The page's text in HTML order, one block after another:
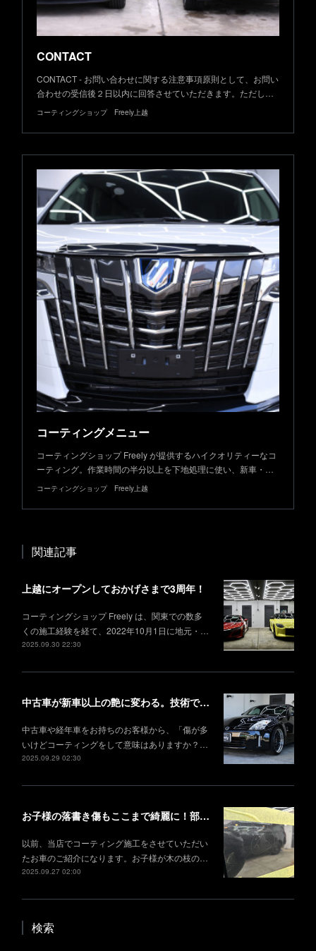
CONTACT
CONTACT - お問い合わせに関する注意事項原則として、お問い
合わせの受信後２日以内に回答させていただきます。ただし…
コーティングショップ Freely上越
コーティングメニュー
コーティングショップ Freely が提供するハイクオリティーなコ
ーティング。作業時間の半分以上を下地処理に使い、新車・…
コーティングショップ Freely上越
関連記事
上越にオープンしておかげさまで3周年！
コーティングショップ Freely は、関東での数多
くの施工経験を経て、2022年10月1日に地元・…
2025.09.30 22:30
中古車が新車以上の艶に変わる。技術で叶える理想の仕上がり
中古車や経年車をお持ちのお客様から、「傷が多
いけどコーティングをして意味はありますか？…
2025.09.29 02:30
お子様の落書き傷もここまで綺麗に！部分研磨＋部分コーティング事例
以前、当店でコーティング施工をさせていただい
たお車のご紹介になります。お子様が木の枝の…
2025.09.27 02:00
検索